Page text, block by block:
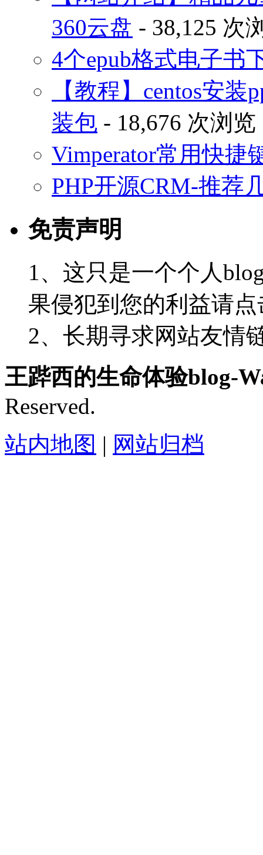
360云盘 - 38,125 次
4个epub格式电子书
【教程】centos安
装包 - 18,676 次浏览
Vimperator常用快捷
PHP开源CRM-推荐
免责声明
1、这只是一个个人
果侵犯到您的利益请
2、长期寻求网站友情
王跸西的生命体验blog-
Reserved.
站内地图 | 网站归档